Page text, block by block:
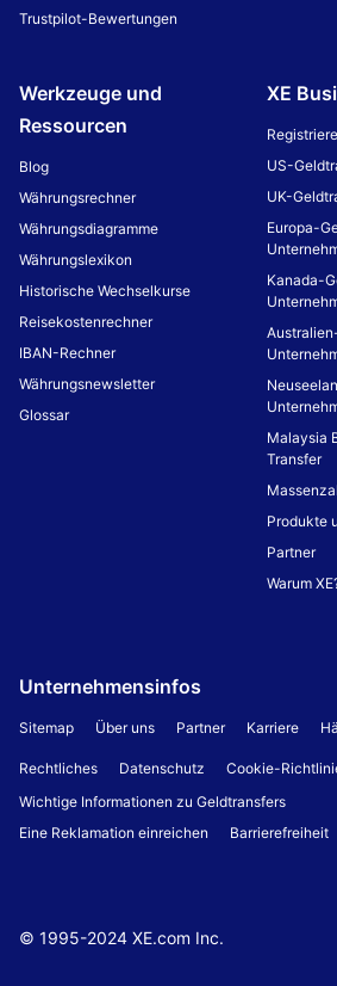
Trustpilot-Bewertungen
Werkzeuge und
Ressourcen
Blog
Währungsrechner
Währungsdiagramme
Währungslexikon
Historische Wechselkurse
Reisekostenrechner
IBAN-Rechner
Währungsnewsletter
Glossar
XE
US-
UK-
Europa-
Kanada-
Malaysia
Transfer
Produkte
Partner
Warum
Unternehmensinfos
Sitemap Über uns Partner Karriere
Rechtliches Datenschutz Cookie-
Wichtige Informationen zu Geldtransfers
Eine Reklamation einreichen
Barrierefreiheit
© 1995-2024 XE.com Inc.